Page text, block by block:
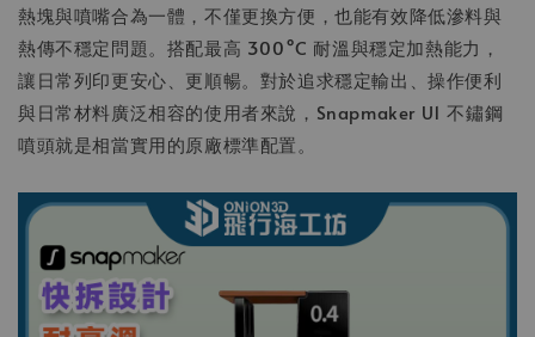
熱塊與噴嘴合為一體，不僅更換方便，也能有效降低滲料與
熱傳不穩定問題。搭配最高 300°C 耐溫與穩定加熱能力，
讓日常列印更安心、更順暢。對於追求穩定輸出、操作便利
與日常材料廣泛相容的使用者來說，Snapmaker U1 不鏽鋼
噴頭就是相當實用的原廠標準配置。